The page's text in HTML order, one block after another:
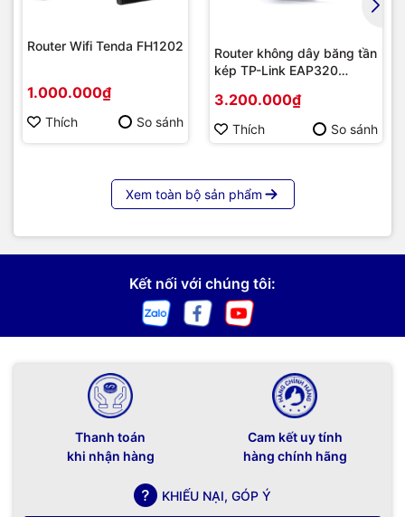
Router Wifi Tenda FH1202
1.000.000₫
Thích So sánh
Router không dây băng tần
kép TP-Link EAP320
3.200.000₫
Thích So sánh
Xem toàn bộ sản phẩm
Kết nối với chúng tôi:
Thanh toán
khi nhận hàng
Cam kết uy tính
hàng chính hãng
KHIẾU NẠI, GÓP Ý